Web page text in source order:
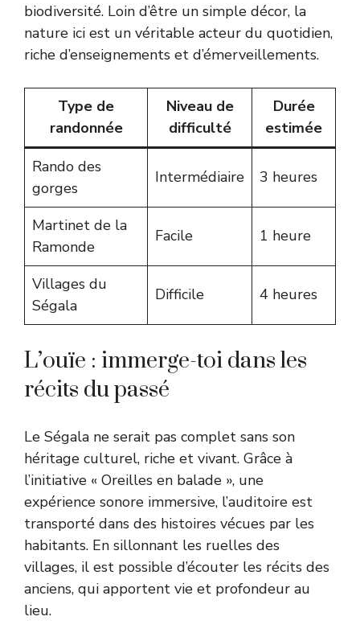
biodiversité. Loin d’être un simple décor, la
nature ici est un véritable acteur du quotidien,
riche d’enseignements et d’émerveillements.
Type de
randonnée
Niveau de
difficulté
Durée
estimée
Rando des
gorges
Intermédiaire 3 heures
Martinet de la
Ramonde
Facile 1 heure
Villages du
Ségala
Difficile 4 heures
L’ouïe : immerge-toi dans les
récits du passé
Le Ségala ne serait pas complet sans son
héritage culturel, riche et vivant. Grâce à
l’initiative « Oreilles en balade », une
expérience sonore immersive, l’auditoire est
transporté dans des histoires vécues par les
habitants. En sillonnant les ruelles des
villages, il est possible d’écouter les récits des
anciens, qui apportent vie et profondeur au
lieu.